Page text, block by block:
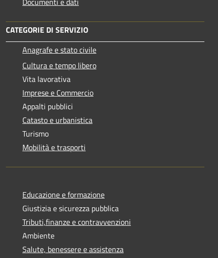
CATEGORIE DI SERVIZIO
Anagrafe e stato civile
Cultura e tempo libero
Vita lavorativa
Imprese e Commercio
Appalti pubblici
Catasto e urbanistica
Turismo
Mobilità e trasporti
Educazione e formazione
Giustizia e sicurezza pubblica
Tributi,finanze e contravvenzioni
Ambiente
Salute, benessere e assistenza